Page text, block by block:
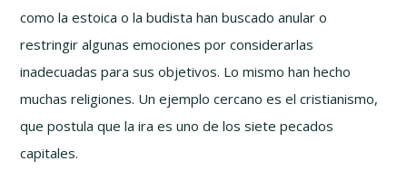
como la estoica o la budista han buscado anular o
restringir algunas emociones por considerarlas
inadecuadas para sus objetivos. Lo mismo han hecho
muchas religiones. Un ejemplo cercano es el cristianismo,
que postula que la ira es uno de los siete pecados
capitales.